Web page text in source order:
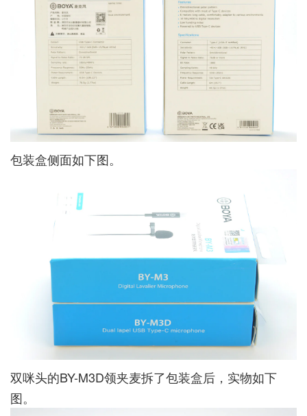
包装盒侧面如下图。
双咪头的BY-M3D领夹麦拆了包装盒后，实物如下
图。